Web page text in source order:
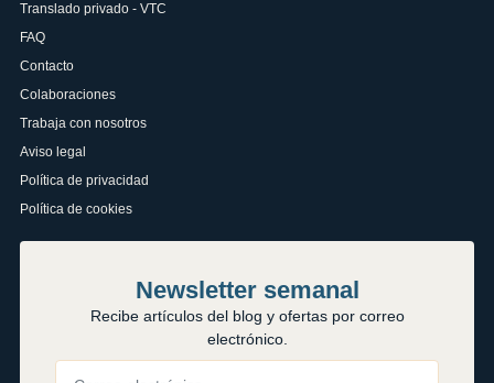
Translado privado - VTC
FAQ
Contacto
Colaboraciones
Trabaja con nosotros
Aviso legal
Política de privacidad
Política de cookies
Newsletter semanal
Recibe artículos del blog y ofertas por correo
electrónico.